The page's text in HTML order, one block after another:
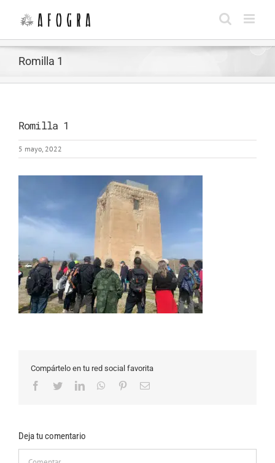
contenido
Romilla 1
Romilla 1
5 mayo, 2022
Compártelo en tu red social favorita
Facebook
TwitterLinkedInWhatsApp
PinterestCorreo
Deja tu comentario